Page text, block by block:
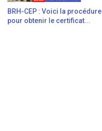
BRH-CEP : Voici la procédure
pour obtenir le certificat...